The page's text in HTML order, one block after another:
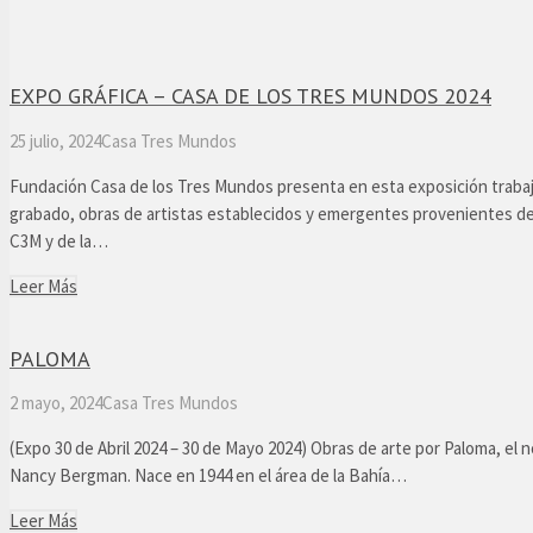
EXPO GRÁFICA – CASA DE LOS TRES MUNDOS 2024
25 julio, 2024Casa Tres Mundos
Fundación Casa de los Tres Mundos presenta en esta exposición
grabado, obras de artistas establecidos y emergentes provenientes
C3M y de la…
Leer Más
PALOMA
2 mayo, 2024Casa Tres Mundos
(Expo 30 de Abril 2024 – 30 de Mayo 2024) Obras de arte por Paloma,
Nancy Bergman. Nace en 1944 en el área de la Bahía…
Leer Más